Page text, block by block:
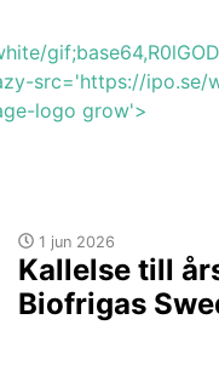
src='https://
logo grow'>
1 jun 2026
Kallelse till
Biofrigas